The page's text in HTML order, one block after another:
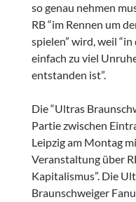
so genau nehmen
RB “im Rennen um
spielen” wird, weil
einfach zu viel
entstanden ist”.
Die “Ultras
Partie zwischen
Leipzig am Montag
Veranstaltung über
Kapitalismus”. Die
Braunschweiger